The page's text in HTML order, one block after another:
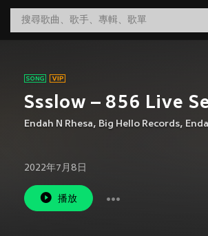
Ssslow – 856 Live
Endah N Rhesa, Big Hello Records,
2022年7月8日
播放